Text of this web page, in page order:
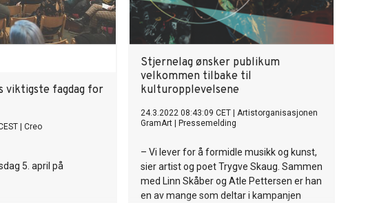
viktigste fagdag for
Creo
5. april på
Stjernelag ønsker publikum
velkommen tilbake til
kulturopplevelsene
24.3.2022 08:43:09 CET
Artistorganisasjonen
GramArt
Pressemelding
– Vi lever for å formidle musikk og kunst,
sier artist og poet Trygve Skaug. Sammen
med Linn Skåber og Atle Pettersen er han
en av mange som deltar i kampanjen